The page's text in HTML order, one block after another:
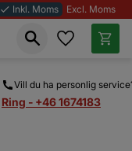
done Inkl. Moms Excl. Moms
Vill du ha personlig
Ring - +46 1674183
Favoriter